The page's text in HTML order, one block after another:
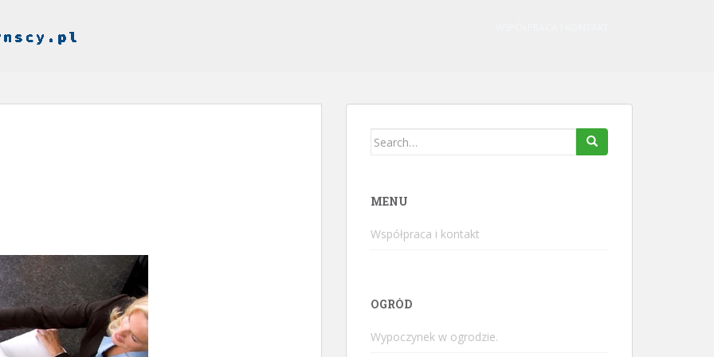
Search
MENU
Współpraca i kontakt
OGRÓD
Wypoczynek w ogrodzie.